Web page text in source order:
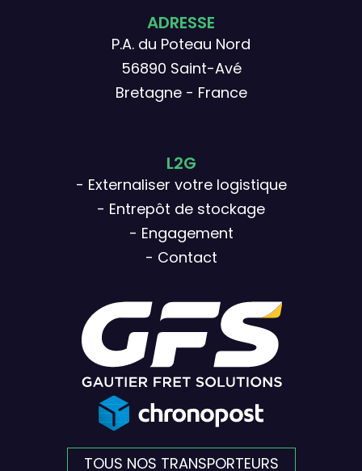
ADRESSE
P.A. du Poteau Nord
56890 Saint-Avé
Bretagne - France
L2G
- Externaliser votre logistique
- Entrepôt de stockage
- Engagement
- Contact
TOUS NOS TRANSPORTEURS